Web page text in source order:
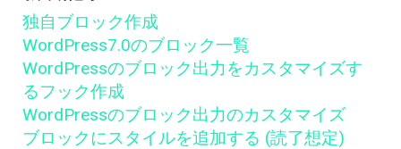
独自ブロック作成
WordPress7.0のブロック一覧
WordPressのブロック出力をカスタマイズす
るフック作成
WordPressのブロック出力のカスタマイズ
ブロックにスタイルを追加する (読了想定)